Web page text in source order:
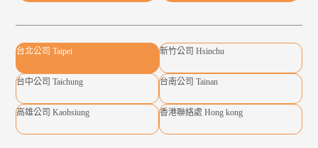
台北公司 Taipei 新竹公司 Hsinchu
台中公司 Taichung 台南公司 Tainan
高雄公司 Kaohsiung 香港聯絡處 Hong kong